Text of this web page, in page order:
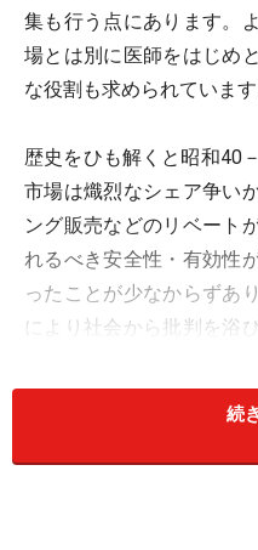
集も行う点にあります。
場とは別に医師をはじめ
な役割も求められています
歴史をひも解くと昭和40
市場は熾烈なシェア争い
ング販売などのリベート
れるべき安全性・有効性
ったことが少なからずあ
により社会から批判を浴
界を挙げての自主ルール
定権の廃止などにより改
続